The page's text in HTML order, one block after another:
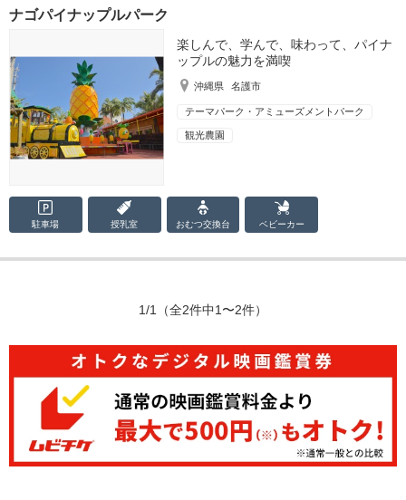
ナゴパイナップルパーク
楽しんで、学んで、味わって、パイナ
ップルの魅力を満喫
沖縄県 名護市
テーマパーク・アミューズメントパーク
観光農園
駐車場 授乳室 おむつ交換台 ベビーカー
1/1 （全2件中1〜2件）